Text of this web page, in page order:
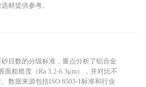
材提供参考。
目数的分级标准，重点分析了铝合金
面粗糙度（Ra 3.2-6.3μm），并对比不
数据来源包括ISO 8503-1标准和行业